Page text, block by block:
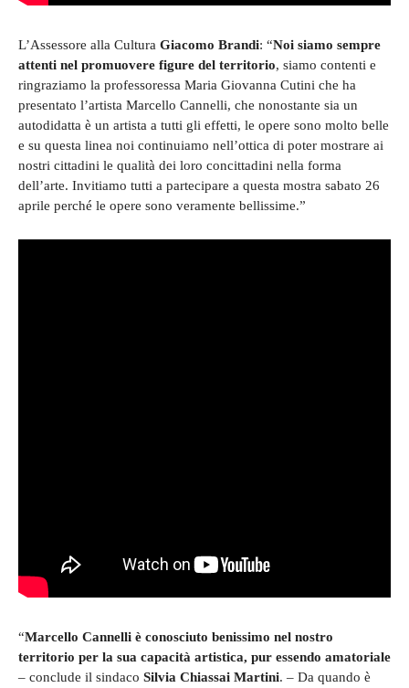
L’Assessore alla Cultura Giacomo Brandi: “Noi siamo sempre
attenti nel promuovere figure del territorio, siamo contenti e
ringraziamo la professoressa Maria Giovanna Cutini che ha
presentato l’artista Marcello Cannelli, che nonostante sia un
autodidatta è un artista a tutti gli effetti, le opere sono molto belle
e su questa linea noi continuiamo nell’ottica di poter mostrare ai
nostri cittadini le qualità dei loro concittadini nella forma
dell’arte. Invitiamo tutti a partecipare a questa mostra sabato 26
aprile perché le opere sono veramente bellissime.”
“Marcello Cannelli è conosciuto benissimo nel nostro
territorio per la sua capacità artistica, pur essendo amatoriale
– conclude il sindaco Silvia Chiassai Martini. – Da quando è